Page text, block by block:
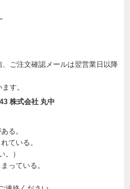
ご注文確認メールは翌営業日以降
す。
株式会社 丸中
る。
ている。
。）
っている。